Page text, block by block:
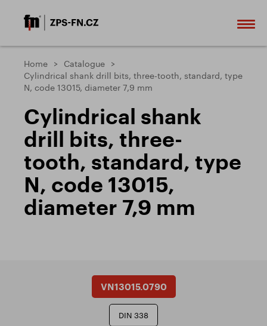
Home
Catalogue
Cylindrical shank drill bits, three-tooth, standard, type
N, code 13015, diameter 7,9 mm
Cylindrical shank
drill bits, three-
tooth, standard, type
N, code 13015,
diameter 7,9 mm
VN13015.0790
DIN 338